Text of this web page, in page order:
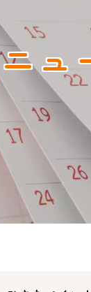
ニュ